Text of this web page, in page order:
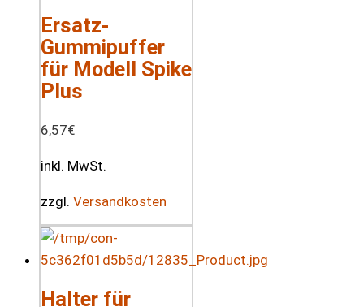
Ersatz-
Gummipuffer
für Modell Spike
Plus
6,57€
inkl. MwSt.
zzgl. Versandkosten
Halter für